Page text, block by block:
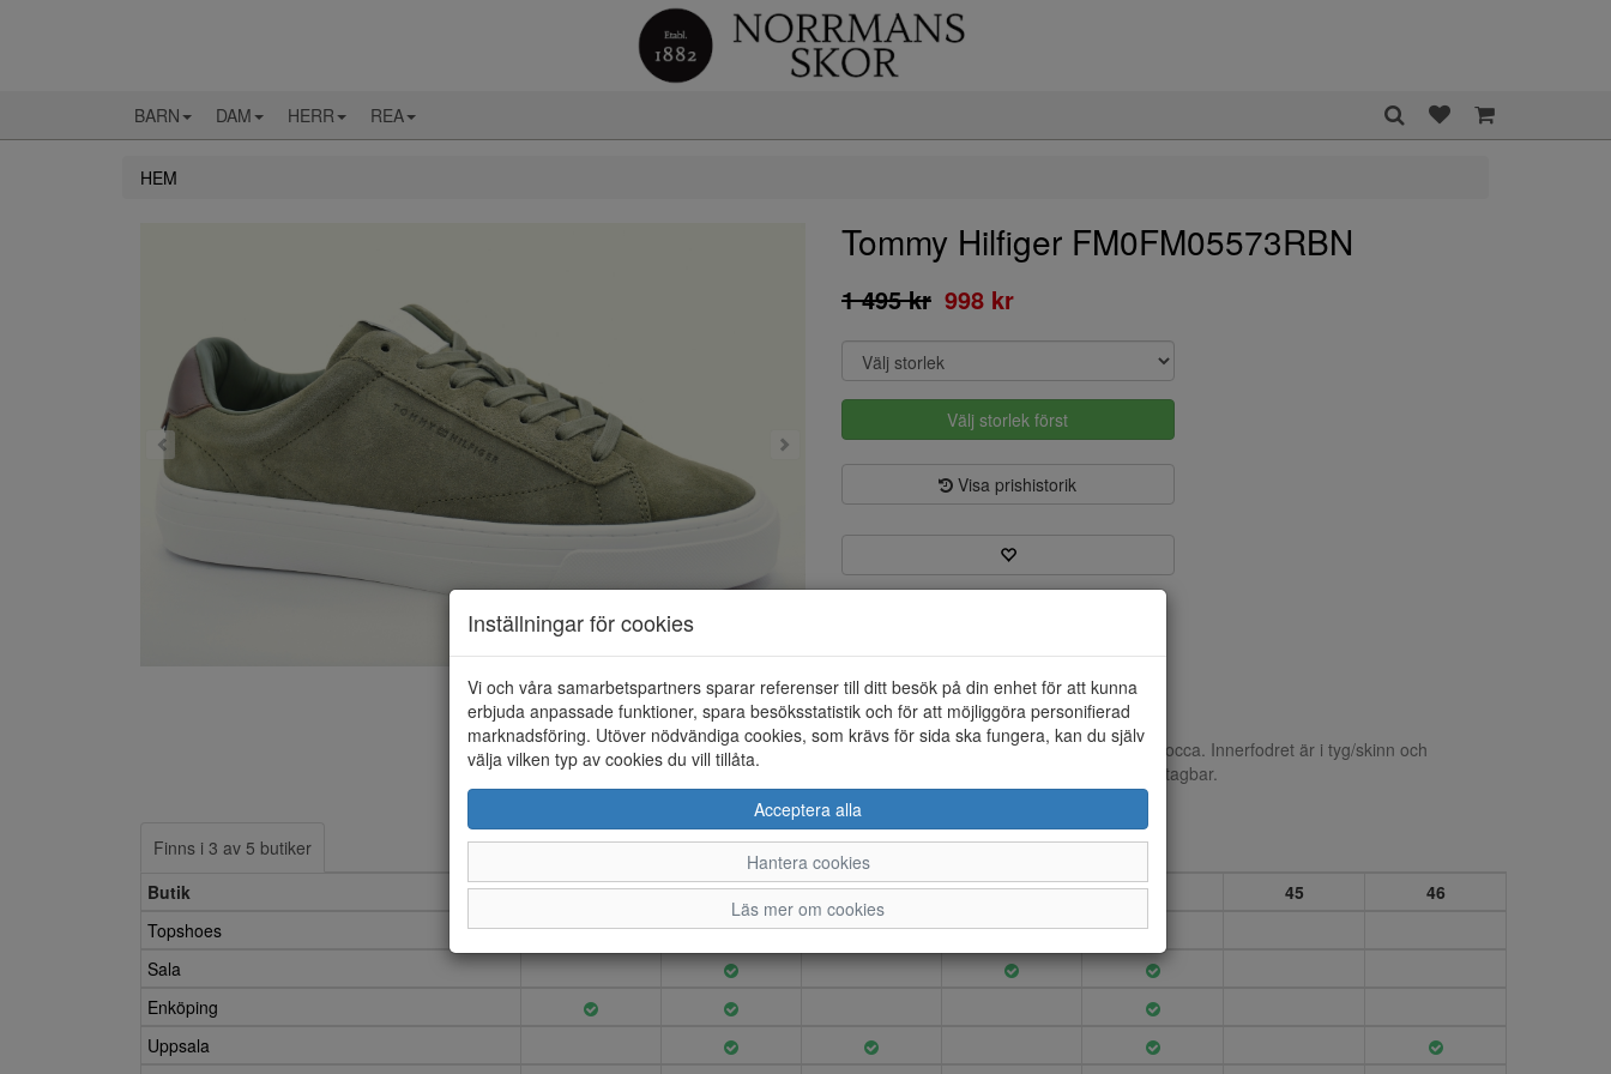
BARN DAM HERR REA
HEM
Tommy Hilfiger FM0FM05573RBN
1 495 kr 998 kr
Välj storlek först
Visa prishistorik
EAN: 8721222491132
Material: Mocka
Färg: Grön
Premium dress cupsole suede sneaker i mocca. Innerfodret är i tyg/skinn och
innersulan är en mjuk skinnsula som är löstagbar.
Finns i 3 av 5 butiker
Butik
40 41 42 43 44 45
46
Topshoes
Sala
Enköping
Uppsala
Inställningar för cookies
Vi och våra samarbetspartners sparar referenser till ditt besök på din enhet för att kunna
erbjuda anpassade funktioner, spara besöksstatistik och för att möjliggöra personifierad
marknadsföring. Utöver nödvändiga cookies, som krävs för sida ska fungera, kan du själv
välja vilken typ av cookies du vill tillåta.
Acceptera alla
Hantera cookies
Läs mer om cookies